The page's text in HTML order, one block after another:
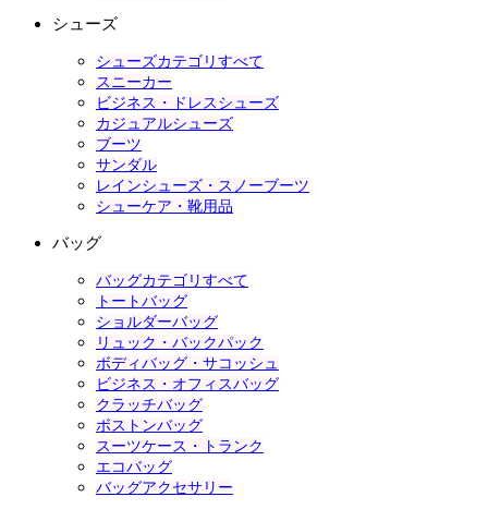
シューズ
シューズカテゴリすべて
スニーカー
ビジネス・ドレスシューズ
カジュアルシューズ
ブーツ
サンダル
レインシューズ・スノーブーツ
シューケア・靴用品
バッグ
バッグカテゴリすべて
トートバッグ
ショルダーバッグ
リュック・バックパック
ボディバッグ・サコッシュ
ビジネス・オフィスバッグ
クラッチバッグ
ボストンバッグ
スーツケース・トランク
エコバッグ
バッグアクセサリー